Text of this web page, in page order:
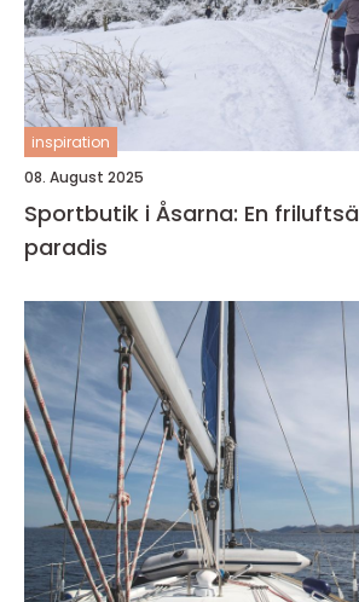
inspiration
08. August 2025
Sportbutik i Åsarna: En
paradis